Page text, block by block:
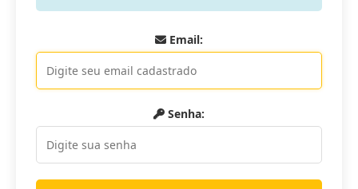
Email:
Senha: